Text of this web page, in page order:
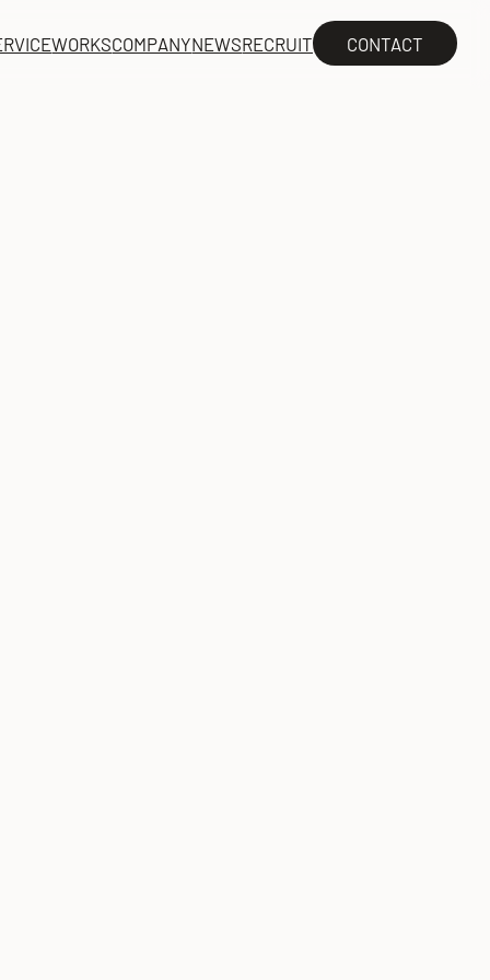
WORKSCOMPANYNEWSRECRUIT CONTACT